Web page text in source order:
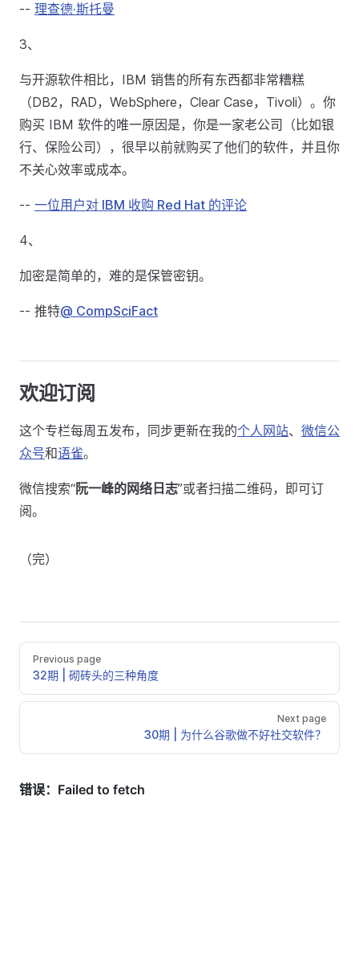
-- 理查德·斯托曼
3、
与开源软件相比，IBM 销售的所有东西都非常糟糕
（DB2，RAD，WebSphere，Clear Case，Tivoli）。你
购买 IBM 软件的唯一原因是，你是一家老公司（比如银
行、保险公司），很早以前就购买了他们的软件，并且你
不关心效率或成本。
-- 一位用户对 IBM 收购 Red Hat 的评论
4、
加密是简单的，难的是保管密钥。
-- 推特@ CompSciFact
欢迎订阅
这个专栏每周五发布，同步更新在我的个人网站、 微信公
众号和语雀。
微信搜索“阮一峰的网络日志”或者扫描二维码，即可订
阅。
（完）
Previous page
32期 | 砌砖头的三种角度
Next page
30期 | 为什么谷歌做不好社交软件？